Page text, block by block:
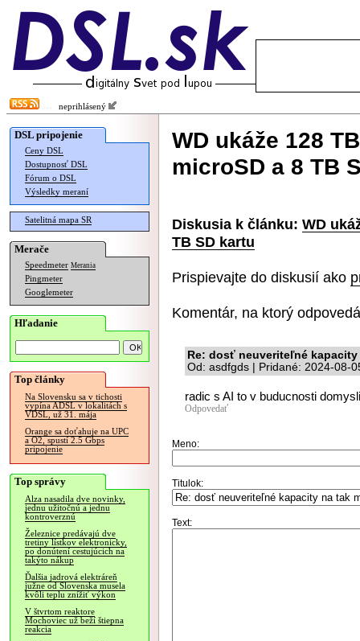
neprihlásený
DSL pripojenie
Ceny DSL
Dostupnosť DSL
Fórum o DSL
Výsledky meraní
Satelitná mapa SR
Merače
Speedmeter Merania
Pingmeter
Googlemeter
Hľadanie
Top články
Na Slovensku sa v tichosti
vypína ADSL v lokalitách s
VDSL, už 31. mája
Orange sa doťahuje na UPC
a O2, spustí 2.5 Gbps
pripojenie
Top správy
Alza nasadila dve novinky,
jednu užitočnú a jednu
kontroverznú
Železnice predávajú dve
tretiny lístkov elektronicky,
po donútení cestujúcich na
takýto nákup
Ďalšia jadrová elektráreň
južne od Slovenska musela
kvôli teplu znížiť výkon
V štvrtom reaktore
Mochoviec už beží štiepna
reakcia
WD ukáže 128
microSD a 8 TB
Diskusia k článku: WD
TB SD kartu
Prispievajte do diskusií ako
Komentár, na ktorý
Re: dosť neuveriteľné
Od: asdfgds | Pridané: 2024-08-
radic s AI to v buducnosti
Odpovedať
Meno:
Titulok:
Text: